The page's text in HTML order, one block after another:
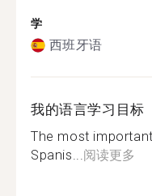
学
西班牙语
我的语言学习目标
The most
Spanis...阅读更多